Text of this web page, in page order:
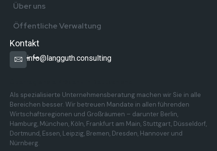
Über uns
Öffentliche Verwaltung
Kontakt
info@langguth.consulting
Als spezialisierte Unternehmensberatung machen wir Sie in alle
Bereichen besser. Wir betreuen Mandate in allen führenden
Wirtschaftsregionen und Großräumen – darunter Berlin,
Hamburg, München, Köln, Frankfurt am Main, Stuttgart, Düsseldorf,
Dortmund, Essen, Leipzig, Bremen, Dresden, Hannover und
Nürnberg.